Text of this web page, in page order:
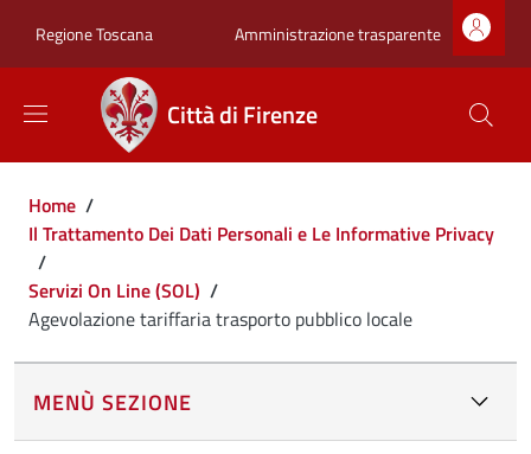
Regione Toscana Zona superiore
Amministrazione trasparente
Città di Firenze
Briciole di pane
Home /
Il Trattamento Dei Dati Personali e Le Informative Privacy
/
Servizi On Line (SOL) /
Agevolazione tariffaria trasporto pubblico locale
MENÙ SEZIONE